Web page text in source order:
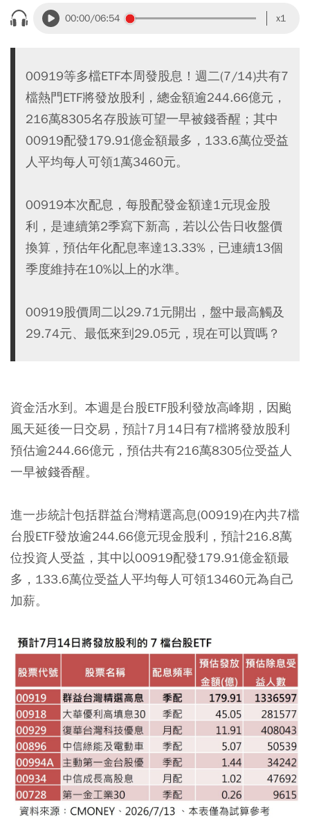
00:00/06:54 x1
00919等多檔ETF本周發股息！週二(7/14)共有7
檔熱門ETF將發放股利，總金額逾244.66億元，
216萬8305名存股族可望一早被錢香醒；其中
00919配發179.91億金額最多，133.6萬位受益
人平均每人可領1萬3460元。
00919本次配息，每股配發金額達1元現金股
利，是連續第2季寫下新高，若以公告日收盤價
換算，預估年化配息率達13.33%，已連續13個
季度維持在10%以上的水準。
00919股價周二以29.71元開出，盤中最高觸及
29.74元、最低來到29.05元，現在可以買嗎？
資金活水到。本週是台股ETF股利發放高峰期，因颱
風天延後一日交易，預計7月14日有7檔將發放股利
預估逾244.66億元，預估共有216萬8305位受益人
一早被錢香醒。
進一步統計包括群益台灣精選高息(00919)在內共7檔
台股ETF發放逾244.66億元現金股利，預計216.8萬
位投資人受益，其中以00919配發179.91億金額最
多，133.6萬位受益人平均每人可領13460元為自己
加薪。